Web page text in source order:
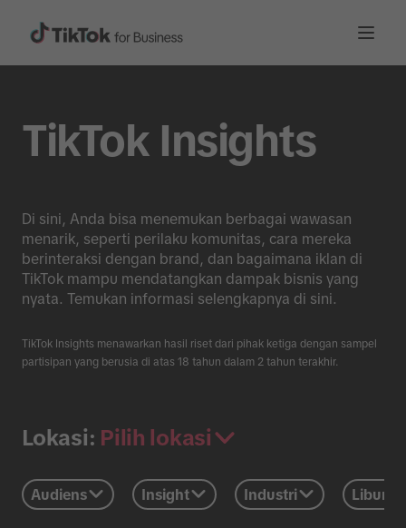
TikTok Insights
Di sini, Anda bisa menemukan berbagai wawasan
menarik, seperti perilaku komunitas, cara mereka
berinteraksi dengan brand, dan bagaimana iklan di
TikTok mampu mendatangkan dampak bisnis yang
nyata. Temukan informasi selengkapnya di sini.
TikTok Insights menawarkan hasil riset dari pihak ketiga dengan sampel
partisipan yang berusia di atas 18 tahun dalam 2 tahun terakhir.
Lokasi: Pilih lokasi
Audiens Insight Industri